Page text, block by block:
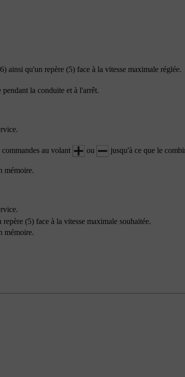
ainsi qu'un repère (5) face à la vitesse maximale réglée.
la conduite et à l'arrêt.
au volant
ou
jusqu'à ce que le
mémoire.
repère (5) face à la vitesse maximale souhaitée.
mémoire.